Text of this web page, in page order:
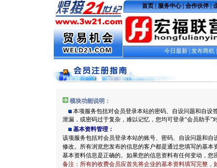
模块功能说明：
本项服务包括对会员登录本站的密码、自设问题和自设
泄漏，或密码过于复杂，难以记忆，您均可登录“会员助手”
基本资料管理：
该项服务包括对会员登录本站的账号、密码、自设问题和
修改。所有浏览您发布的信息的客户都是通过您填写的基
基本资料信息是正确的。如果您的信息资料有任何变动，您
备注：所有的收费会员应首先将企业的基本资料填写完整